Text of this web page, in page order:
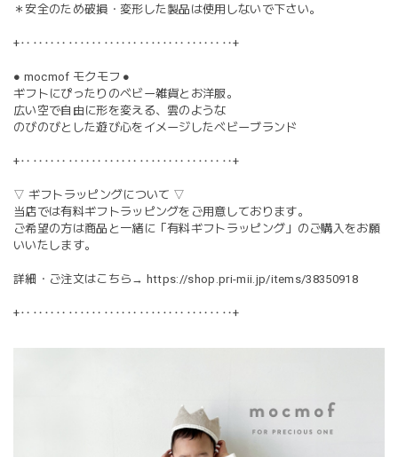
＊安全のため破損・変形した製品は使用しないで下さい。
+‥‥‥‥‥‥‥‥‥‥‥‥‥‥‥‥‥‥+
● mocmof モクモフ ●
ギフトにぴったりのベビー雑貨とお洋服。
広い空で自由に形を変える、雲のような
のびのびとした遊び心をイメージしたベビーブランド
+‥‥‥‥‥‥‥‥‥‥‥‥‥‥‥‥‥‥+
▽ ギフトラッピングについて ▽
当店では有料ギフトラッピングをご用意しております。
ご希望の方は商品と一緒に「有料ギフトラッピング」のご購入をお願
いいたします。
詳細・ご注文はこちら→ https://shop.pri-mii.jp/items/38350918
+‥‥‥‥‥‥‥‥‥‥‥‥‥‥‥‥‥‥+